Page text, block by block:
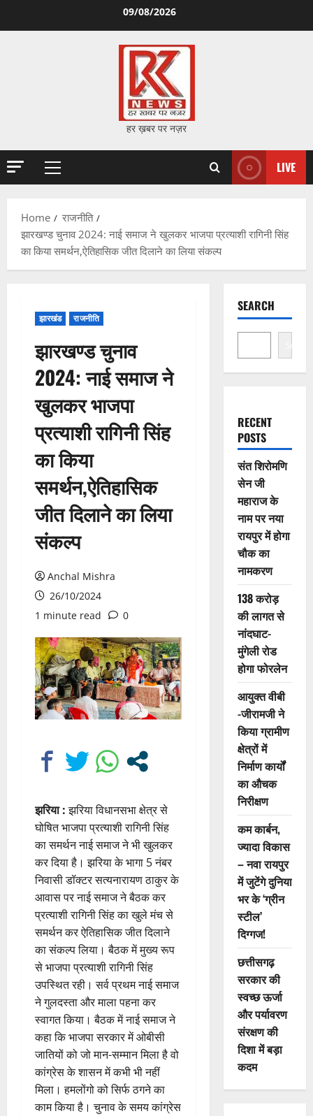
09/08/2026
हर ख़बर पर नज़र
Primary
LIVE
Home
राजनीति
झारखण्ड चुनाव 2024: नाई समाज ने खुलकर भाजपा प्रत्याशी रागिनी सिंह
का किया समर्थन,ऐतिहासिक जीत दिलाने का लिया संकल्प
झारखंड राजनीति
झारखण्ड चुनाव
2024: नाई समाज ने
खुलकर भाजपा
प्रत्याशी रागिनी सिंह
का किया
समर्थन,ऐतिहासिक
जीत दिलाने का लिया
संकल्प
Anchal Mishra
26/10/2024
1 minute read
0
झरिया :झरिया विधानसभा क्षेत्र से
घोषित भाजपा प्रत्याशी रागिनी सिंह
का समर्थन नाई समाज ने भी खुलकर
कर दिया है। झरिया के भागा 5 नंबर
निवासी डॉक्टर सत्यनारायण ठाकुर के
आवास पर नाई समाज ने बैठक कर
प्रत्याशी रागिनी सिंह का खुले मंच से
समर्थन कर ऐतिहासिक जीत दिलाने
का संकल्प लिया। बैठक में मुख्य रूप
से भाजपा प्रत्याशी रागिनी सिंह
उपस्थित रही। सर्व प्रथम नाई समाज
ने गुलदस्ता और माला पहना कर
स्वागत किया। बैठक में नाई समाज ने
कहा कि भाजपा सरकार में ओबीसी
जातियों को जो मान-सम्मान मिला है वो
कांग्रेस के शासन में कभी भी नहीं
मिला। हमलोंगो को सिर्फ ठगने का
काम किया है। चुनाव के समय कांग्रेस
SEARCH
Search
RECENT
POSTS
संत शिरोमणि
सेन जी
महाराज के
नाम पर नया
रायपुर में होगा
चौक का
नामकरण
138 करोड़
की लागत से
नांदघाट-
मुंगेली रोड
होगा फोरलेन
आयुक्त वीबी
-जीरामजी ने
किया ग्रामीण
क्षेत्रों में
निर्माण कार्यों
का औचक
निरीक्षण
कम कार्बन,
ज्यादा विकास
– नवा रायपुर
में जुटेंगे दुनिया
भर के ‘ग्रीन
स्टील’
दिग्गज!
छत्तीसगढ़
सरकार की
स्वच्छ ऊर्जा
और पर्यावरण
संरक्षण की
दिशा में बड़ा
कदम